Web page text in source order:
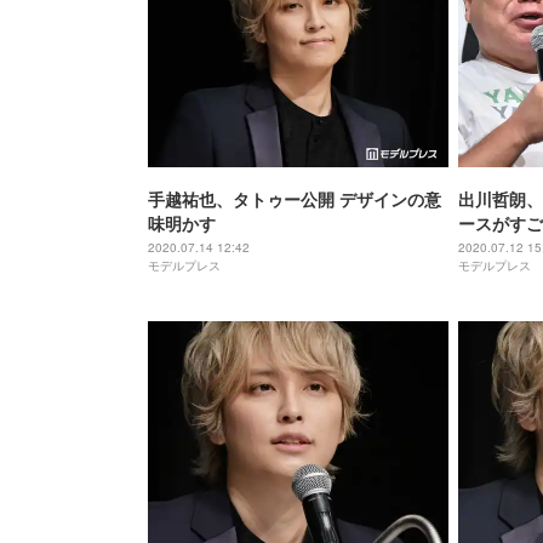
手越祐也、タトゥー公開 デザインの意
味明かす
2020.07.14 12:42
モデルプレス
出川哲朗
ースがす
取れず「
2020.07.12
モデルプレス